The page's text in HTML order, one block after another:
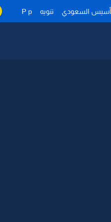
السعودي تنويه P p